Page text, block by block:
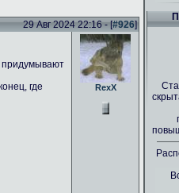
29 Авг 2024 22:16 - [#926]
придумывают
где
RexX